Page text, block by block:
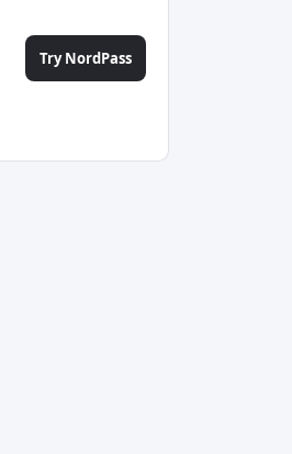
Try NordPass